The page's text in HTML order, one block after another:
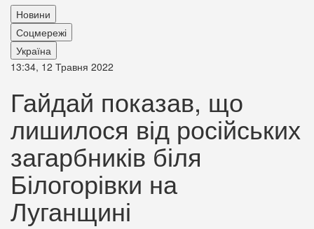
Новини
Соцмережі
Україна
13:34, 12 Травня 2022
Гайдай показав, що
лишилося від російських
загарбників біля
Білогорівки на
Луганщині